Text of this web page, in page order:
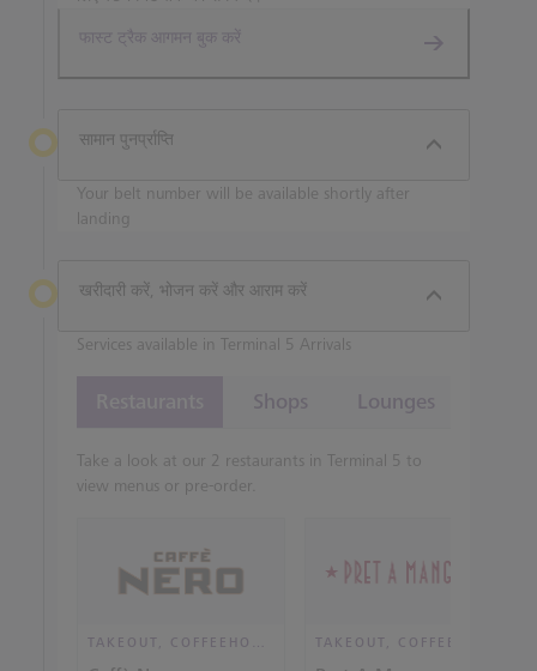
फास्ट ट्रैक आगमन बुक करें
सामान पुनर्प्राप्ति
Your belt number will be available shortly after
landing
खरीदारी करें, भोजन करें और आराम करें
Services available in Terminal 5 Arrivals
Shops Lounges
Take a look at our 2 restaurants in Terminal 5 to
view menus or pre-order.
TAKEOUT, COFFEEHOUSE AND CAFÉ